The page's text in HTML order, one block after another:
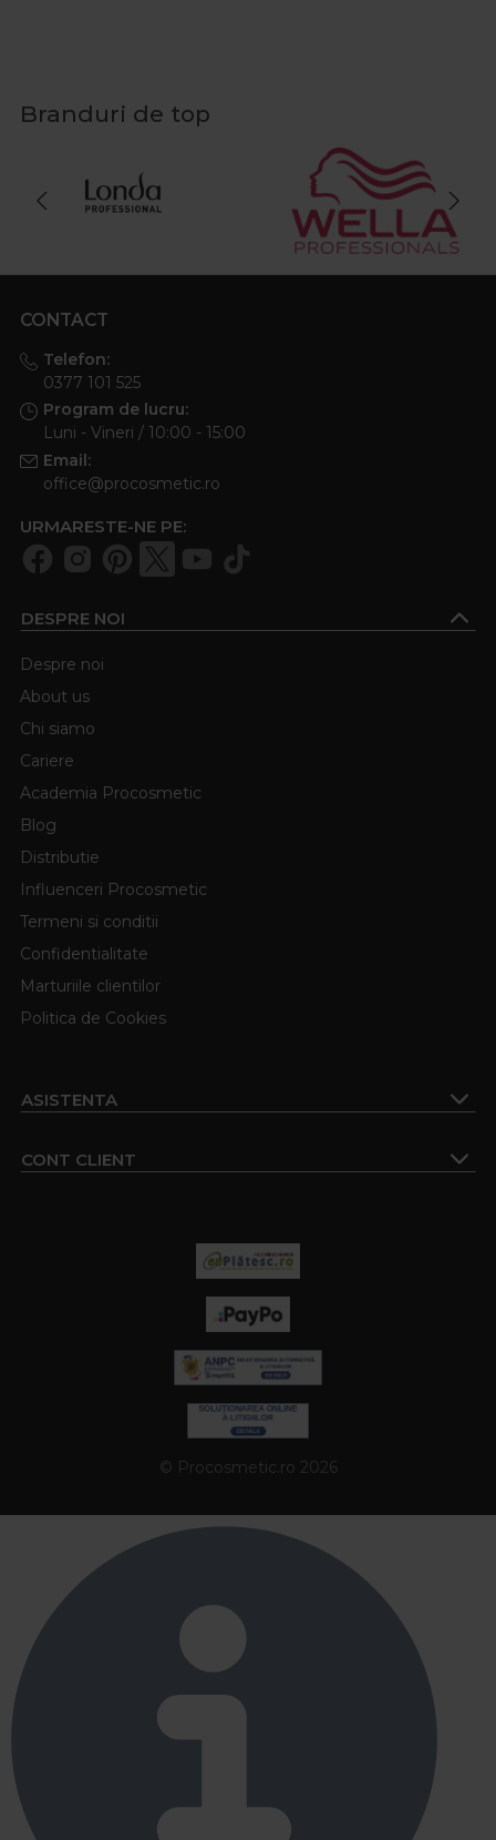
Branduri de top
CONTACT
Telefon:
0377 101 525
Program de lucru:
Luni - Vineri / 10:00 - 15:00
Email:
office@procosmetic.ro
URMARESTE-NE PE:
DESPRE NOI
Despre noi
About us
Chi siamo
Cariere
Academia Procosmetic
Blog
Distributie
Influenceri Procosmetic
Termeni si conditii
Confidentialitate
Marturiile clientilor
Politica de Cookies
ASISTENTA
CONT CLIENT
© Procosmetic.ro 2026